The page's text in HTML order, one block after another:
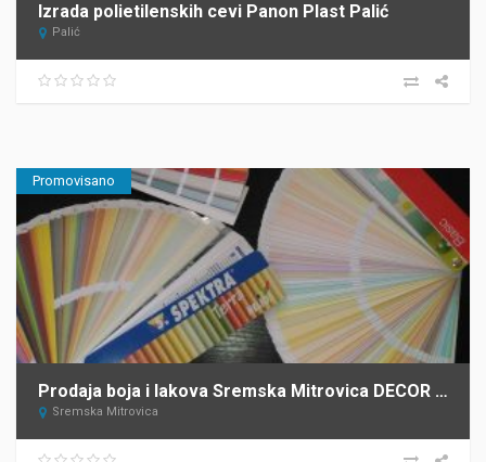
Izrada polietilenskih cevi Panon Plast Palić
Palić
Promovisano
Prodaja boja i lakova Sremska Mitrovica DECOR STORE
Sremska Mitrovica